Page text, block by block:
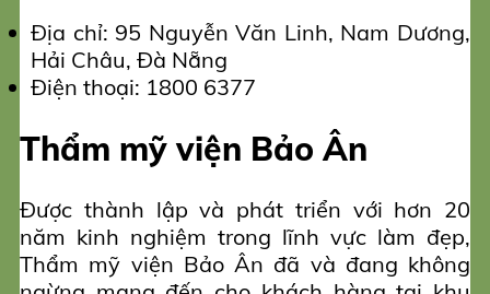
Địa chỉ: 95 Nguyễn Văn Linh, Nam Dương,
Hải Châu, Đà Nẵng
Điện thoại: 1800 6377
Thẩm mỹ viện Bảo Ân
Được thành lập và phát triển với hơn 20
năm kinh nghiệm trong lĩnh vực làm đẹp,
Thẩm mỹ viện Bảo Ân đã và đang không